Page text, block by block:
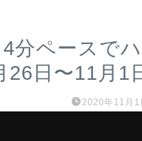
分ペースで
日〜11月1
2020年11月1